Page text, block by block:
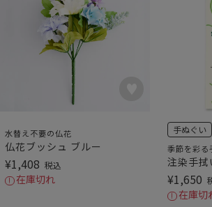
水替え不要の仏花
仏花ブッシュ ブルー
¥1,408 税込
在庫切れ
手ぬぐい
季節を彩る
注染手拭
¥1,650
在庫切